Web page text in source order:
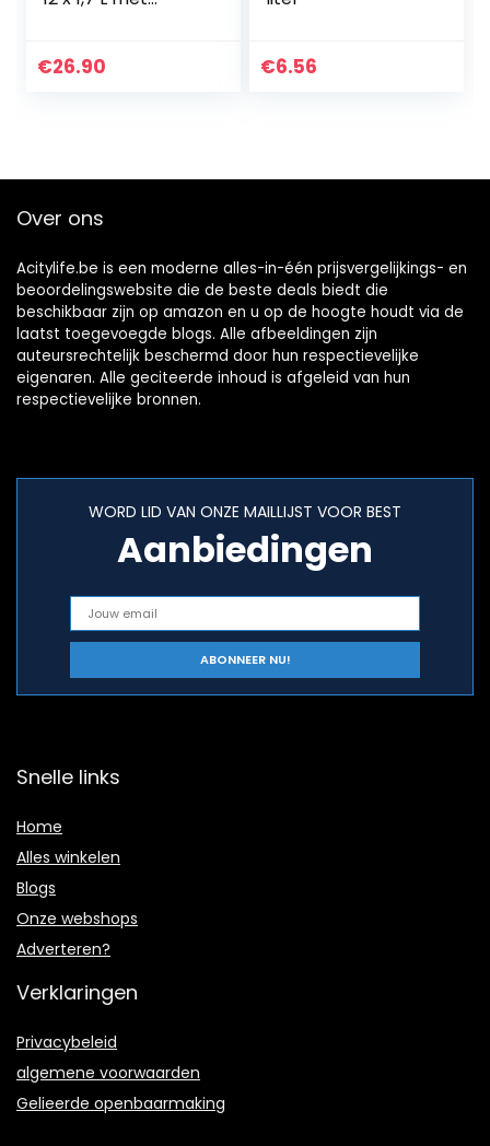
transparante
€26.90 €6.56
Over ons
Acitylife.be is een moderne alles-in-één prijsvergelijkings- en
beoordelingswebsite die de beste deals biedt die
beschikbaar zijn op amazon en u op de hoogte houdt via de
laatst toegevoegde blogs. Alle afbeeldingen zijn
auteursrechtelijk beschermd door hun respectievelijke
eigenaren. Alle geciteerde inhoud is afgeleid van hun
respectievelijke bronnen.
WORD LID VAN ONZE MAILLIJST VOOR BEST
Aanbiedingen
Snelle links
Home
Alles winkelen
Blogs
Onze webshops
Adverteren?
Verklaringen
Privacybeleid
algemene voorwaarden
Gelieerde openbaarmaking